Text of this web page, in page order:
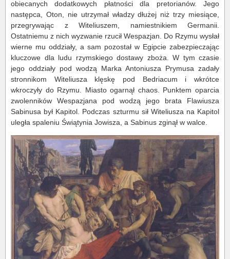
obiecanych dodatkowych płatności dla pretorianów. Jego
następca, Oton, nie utrzymał władzy dłużej niż trzy miesiące,
przegrywając z Witeliuszem, namiestnikiem Germanii.
Ostatniemu z nich wyzwanie rzucił Wespazjan. Do Rzymu wysłał
wierne mu oddziały, a sam pozostał w Egipcie zabezpieczając
kluczowe dla ludu rzymskiego dostawy zboża. W tym czasie
jego oddziały pod wodzą Marka Antoniusza Prymusa zadały
stronnikom Witeliusza klęskę pod Bedriacum i wkrótce
wkroczyły do Rzymu. Miasto ogarnął chaos. Punktem oparcia
zwolenników Wespazjana pod wodzą jego brata Flawiusza
Sabinusa był Kapitol. Podczas szturmu sił Witeliusza na Kapitol
uległa spaleniu Świątynia Jowisza, a Sabinus zginął w walce.